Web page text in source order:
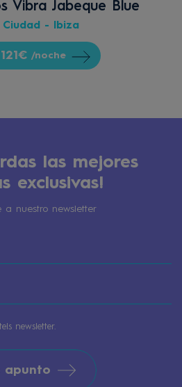
Vibra Jabeque Blue
Ciudad - Ibiza
121€ /noche
las mejores
exclusivas!
a nuestro newsletter
newsletter.
apunto